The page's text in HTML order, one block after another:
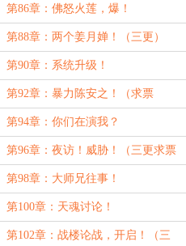
第86章：佛怒火莲，爆！
第88章：两个姜月婵！（三更）
第90章：系统升级！
第92章：暴力陈安之！（求票
票！）
第94章：你们在演我？
第96章：夜访！威胁！（三更求票
票！）
第98章：大师兄往事！
第100章：天魂讨论！
第102章：战楼论战，开启！（三